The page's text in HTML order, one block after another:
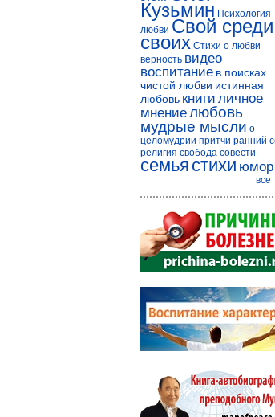
Кузьмин Психология
любви Свой среди
своих Стихи о любви
верность видео
воспитание в поисках
чистой любви истинная
любовь книги личное
мнениелюбовь
мудрые мысли о
целомудрии притчи ранний
религия свобода совести
семья стихи юмор
все